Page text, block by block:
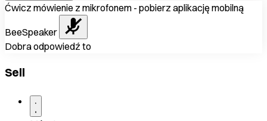
Ćwicz mówienie z mikrofonem - pobierz aplikację mobilną
BeeSpeaker
Dobra odpowiedź to
Sell